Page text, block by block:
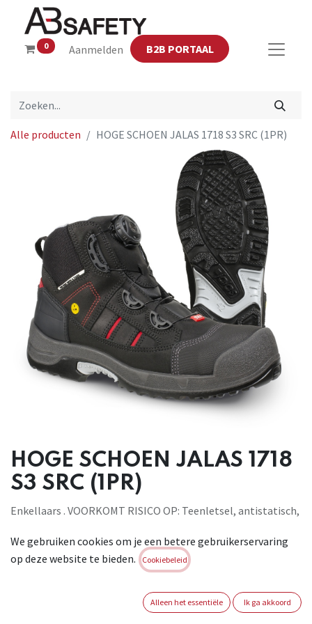
0 Aanmelden B2B PORTAAL
Alle producten HOGE SCHOEN JALAS 1718 S3 SRC (1PR)
HOGE SCHOEN JALAS 1718
S3 SRC (1PR)
Enkellaars . VOORKOMT RISICO OP: Teenletsel, antistatisch,
omgevingen met risico op doordringing van de buitenzool .
EN ISO 20345:2011, S3 SRC
Login of registreer om verder te
We gebruiken cookies om je een betere gebruikerservaring
op deze website te bieden.
Cookiebeleid
Alleen het essentiële Ik ga akkoord